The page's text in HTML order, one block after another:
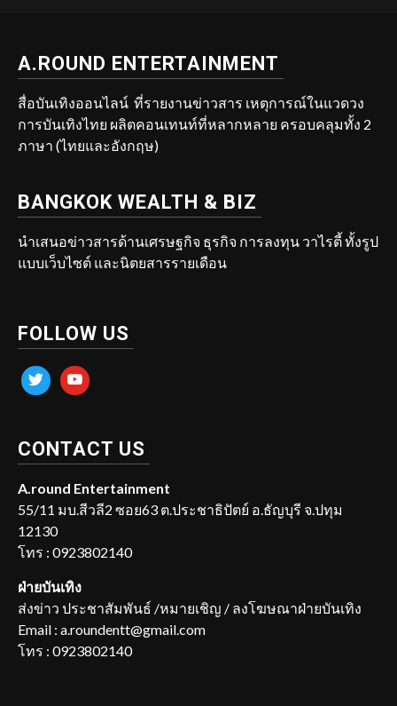
A.ROUND ENTERTAINMENT
สื่อบันเทิงออนไลน์ ที่รายงานข่าวสาร เหตุการณ์ในแวดวง
การบันเทิงไทย ผลิตคอนเทนท์ที่หลากหลาย ครอบคลุมทั้ง 2
ภาษา (ไทยและอังกฤษ)
BANGKOK WEALTH & BIZ
นำเสนอข่าวสารด้านเศรษฐกิจ ธุรกิจ การลงทุน วาไรตี้ ทั้งรูป
แบบเว็บไซต์ และนิตยสารรายเดือน
FOLLOW US
twitter youtube
CONTACT US
A.round Entertainment
55/11 มบ.สีวลี2 ซอย63 ต.ประชาธิปัตย์ อ.ธัญบุรี จ.ปทุม
12130
โทร : 0923802140
ฝ่ายบันเทิง
ส่งข่าว ประชาสัมพันธ์ /หมายเชิญ / ลงโฆษณาฝ่ายบันเทิง
Email : a.roundentt@gmail.com
โทร : 0923802140